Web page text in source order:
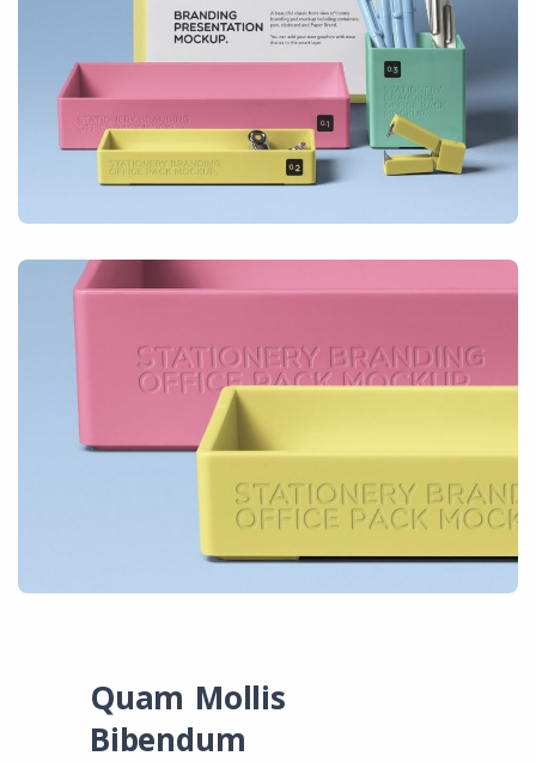
Quam Mollis
Bibendum